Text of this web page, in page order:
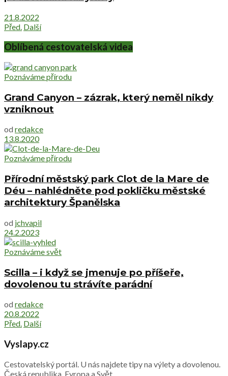
21.8.2022
Před. Další
Oblíbená cestovatelská videa
Poznáváme přírodu
Grand Canyon – zázrak, který neměl nikdy
vzniknout
od redakce
13.8.2020
Poznáváme přírodu
Přírodní městský park Clot de la Mare de
Déu – nahlédněte pod pokličku městské
architektury Španělska
od jchvapil
24.2.2023
Poznáváme svět
Scilla – i když se jmenuje po příšeře,
dovolenou tu strávíte parádní
od redakce
20.8.2022
Před. Další
Vyslapy.cz
Cestovatelský portál. U nás najdete tipy na výlety a dovolenou.
Česká republika, Evropa a Svět